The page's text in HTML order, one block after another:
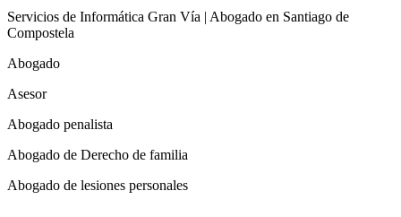
Servicios de Informática Gran Vía | Abogado en Santiago de
Compostela
Abogado
Asesor
Abogado penalista
Abogado de Derecho de familia
Abogado de lesiones personales